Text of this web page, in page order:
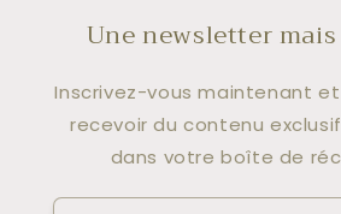
Une newsletter
Inscrivez-vous maintenant
recevoir du contenu
dans votre boîte de